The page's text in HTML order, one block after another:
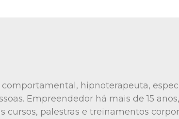
hipnoterapeuta,
Empreendedor há mais de 15
cursos, palestras e treinamentos